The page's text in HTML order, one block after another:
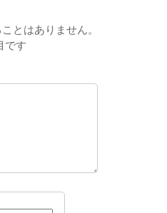
とはありません。
です